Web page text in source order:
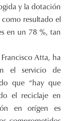
y la dotación
resultado el
en un 78 %, tan
Atta, ha
el servicio de
que “hay que
el reciclaje en
en orígen es